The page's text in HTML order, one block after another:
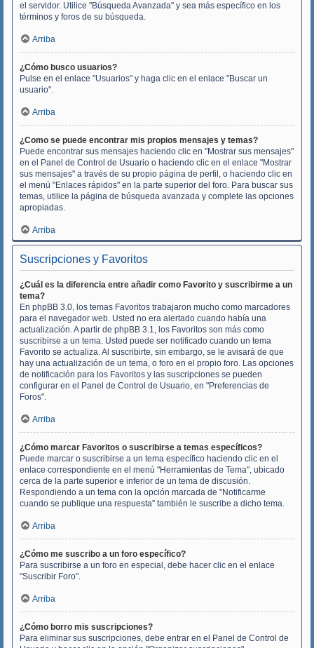
el servidor. Utilice "Búsqueda Avanzada" y sea más específico en los
términos y foros de su búsqueda.
Arriba
¿Cómo busco usuarios?
Pulse en el enlace "Usuarios" y haga clic en el enlace "Buscar un
usuario".
Arriba
¿Como se puede encontrar mis propios mensajes y temas?
Puede encontrar sus mensajes haciendo clic en "Mostrar sus mensajes"
en el Panel de Control de Usuario o haciendo clic en el enlace "Mostrar
sus mensajes" a través de su propio página de perfil, o haciendo clic en
el menú "Enlaces rápidos" en la parte superior del foro. Para buscar sus
temas, utilice la página de búsqueda avanzada y complete las opciones
apropiadas.
Arriba
Suscripciones y Favoritos
¿Cuál es la diferencia entre añadir como Favorito y suscribirme a un
tema?
En phpBB 3.0, los temas Favoritos trabajaron mucho como marcadores
para el navegador web. Usted no era alertado cuando había una
actualización. A partir de phpBB 3.1, los Favoritos son más como
suscribirse a un tema. Usted puede ser notificado cuando un tema
Favorito se actualiza. Al suscribirte, sin embargo, se le avisará de que
hay una actualización de un tema, o foro en el propio foro. Las opciones
de notificación para los Favoritos y las suscripciones se pueden
configurar en el Panel de Control de Usuario, en "Preferencias de
Foros".
Arriba
¿Cómo marcar Favoritos o suscribirse a temas específicos?
Puede marcar o suscribirse a un tema específico haciendo clic en el
enlace correspondiente en el menú "Herramientas de Tema", ubicado
cerca de la parte superior e inferior de un tema de discusión.
Respondiendo a un tema con la opción marcada de "Notificarme
cuando se publique una respuesta" también le suscribe a dicho tema.
Arriba
¿Cómo me suscribo a un foro específico?
Para suscribirse a un foro en especial, debe hacer clic en el enlace
"Suscribir Foro".
Arriba
¿Cómo borro mis suscripciones?
Para eliminar sus suscripciones, debe entrar en el Panel de Control de